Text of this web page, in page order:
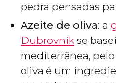
pedra pensadas
Azeite de oliva: a
Dubrovnik se
mediterrânea,
oliva é um